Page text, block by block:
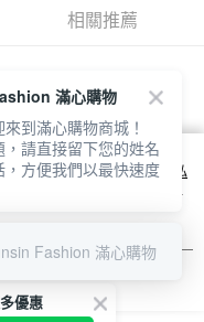
／台灣大直營門市／銀行轉
下簡稱本公司）所提供，讓
並由商店將買賣／分期付款
單繳交帳款。
係目的，商店將以您的個人
大進項蒐集、處理及利用，
oppay.tw/userRule
跳轉至「AFTEE先享後付」
的連結，可透過四大超商／
若您需要取消訂單，請聯絡
為有效，需透過AFTEE先享
頁面顯示為準，若有關於
，請聯繫「AFTEE先享後付
將交易相關給付款項請求債
相關推薦
方式之詳情，及若您不希
設定，請參閱本網站「
隱私
示您同意本公司得按本網站使
優惠
滿心購物
到滿心購物商城！
，請直接留下您的姓名
，方便我們以最快速度
Fashion 滿心購物